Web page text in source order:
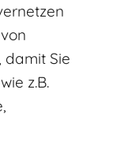
damit Sie
z.B.